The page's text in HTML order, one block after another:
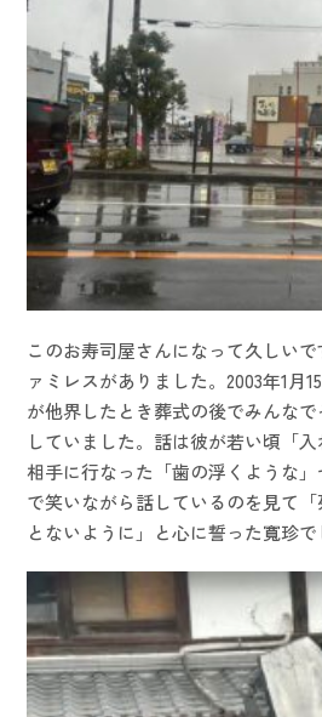
このお寿司屋さんになって久しい
ァミレスがありました。2003年1月
が他界したとき葬式の後でみんな
していました。話は彼が若い頃「
相手に行なった「歯の浮くような
で笑いながら話しているのを見て
とないように」と心に誓った寬珍で